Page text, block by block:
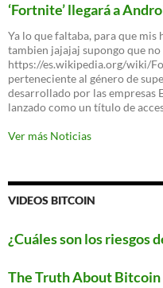
‘Fortnite’ llegará a
Ya lo que faltaba, para que mis
tambien jajajaj supongo que
https://es.wikipedia.org/wiki/
perteneciente al género de
desarrollado por las empresas
lanzado como un título de
Ver más Noticias
VIDEOS BITCOIN
¿Cuáles son los riesgos
The Truth About Bitcoin